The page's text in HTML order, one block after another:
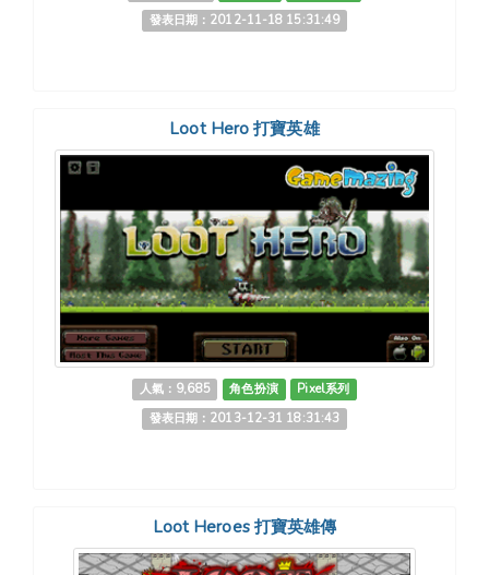
發表日期：2012-11-18 15:31:49
Loot Hero 打寶英雄
人氣：9,685 角色扮演
Pixel系列
發表日期：2013-12-31 18:31:43
Loot Heroes 打寶英雄傳